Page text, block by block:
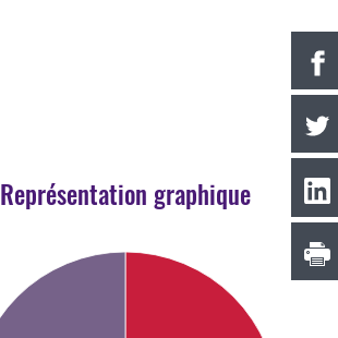
Représentation graphique